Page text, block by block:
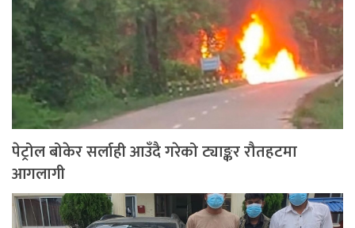
पेट्रोल बोकेर सर्लाही आउँदै गरेको ट्याङ्कर रौतहटमा
आगलागी